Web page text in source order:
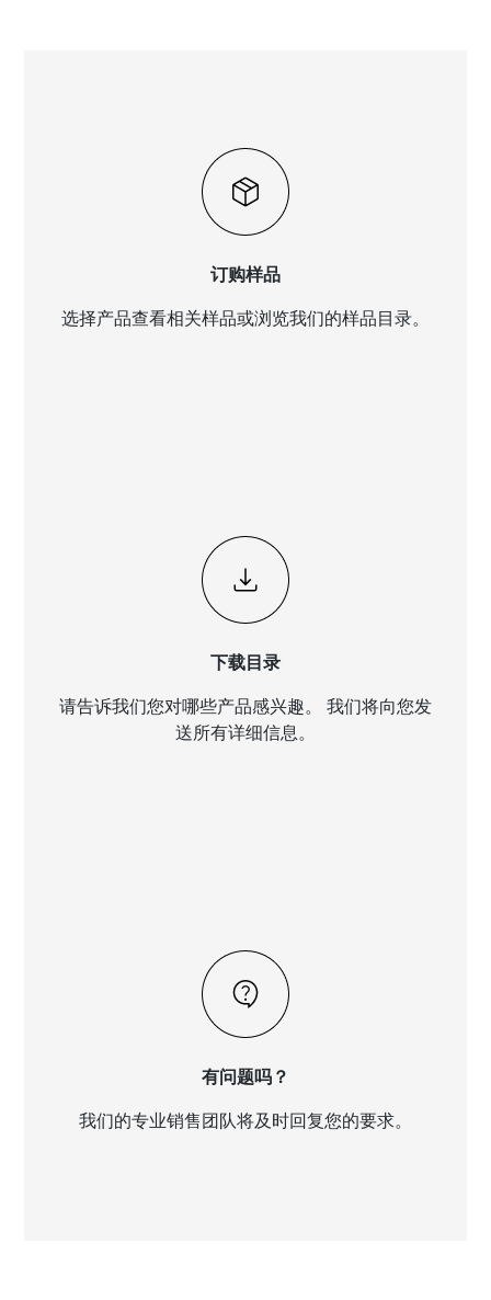
订购样品
选择产品查看相关样品或浏览我们的样品目录。
下载目录
请告诉我们您对哪些产品感兴趣。 我们将向您发
送所有详细信息。
有问题吗？
我们的专业销售团队将及时回复您的要求。